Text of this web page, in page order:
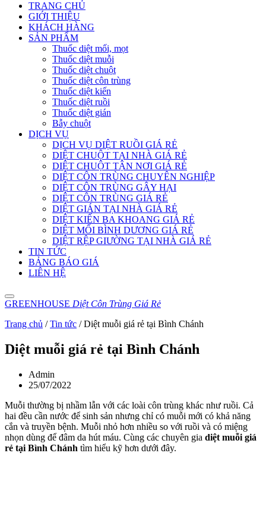
TRANG CHỦ
GIỚI THIỆU
KHÁCH HÀNG
SẢN PHẨM
Thuốc diệt mối, mọt
Thuốc diệt muỗi
Thuốc diệt chuột
Thuốc diệt côn trùng
Thuốc diệt kiến
Thuốc diệt ruồi
Thuốc diệt gián
Bẫy chuột
DỊCH VỤ
DỊCH VỤ DIỆT RUỒI GIÁ RẺ
DIỆT CHUỘT TẠI NHÀ GIÁ RẺ
DIỆT CHUỘT TẬN NƠI GIÁ RẺ
DIỆT CÔN TRÙNG CHUYÊN NGHIỆP
DIỆT CÔN TRÙNG GÂY HẠI
DIỆT CÔN TRÙNG GIÁ RẺ
DIỆT GIÁN TẠI NHÀ GIÁ RẺ
DIỆT KIẾN BA KHOANG GIÁ RẺ
DIỆT MỐI BÌNH DƯƠNG GIÁ RẺ
DIỆT RỆP GIƯỜNG TẠI NHÀ GIÁ RẺ
TIN TỨC
BẢNG BÁO GIÁ
LIÊN HỆ
GREENHOUSE Diệt Côn Trùng Giá Rẻ
Trang chủ /Tin tức /Diệt muỗi giá rẻ tại Bình Chánh
Diệt muỗi giá rẻ tại Bình Chánh
Admin
25/07/2022
Muỗi thường bị nhầm lẫn với các loài côn trùng khác như ruồi. Cả
hai đều cần nước để sinh sản nhưng chỉ có muỗi mới có khả năng
cắn và truyền bệnh. Muỗi nhỏ hơn nhiều so với ruồi và có miệng
nhọn dùng để đâm da hút máu. Cùng các chuyên gia diệt muỗi giá
rẻ tại Bình Chánh tìm hiểu kỹ hơn dưới đây.